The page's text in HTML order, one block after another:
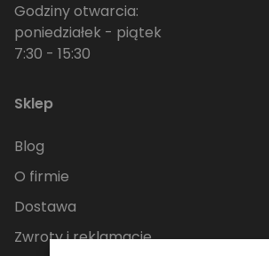
Godziny otwarcia:
poniedziałek - piątek
7:30 - 15:30
Sklep
Blog
O firmie
Dostawa
Zwroty i reklamacje